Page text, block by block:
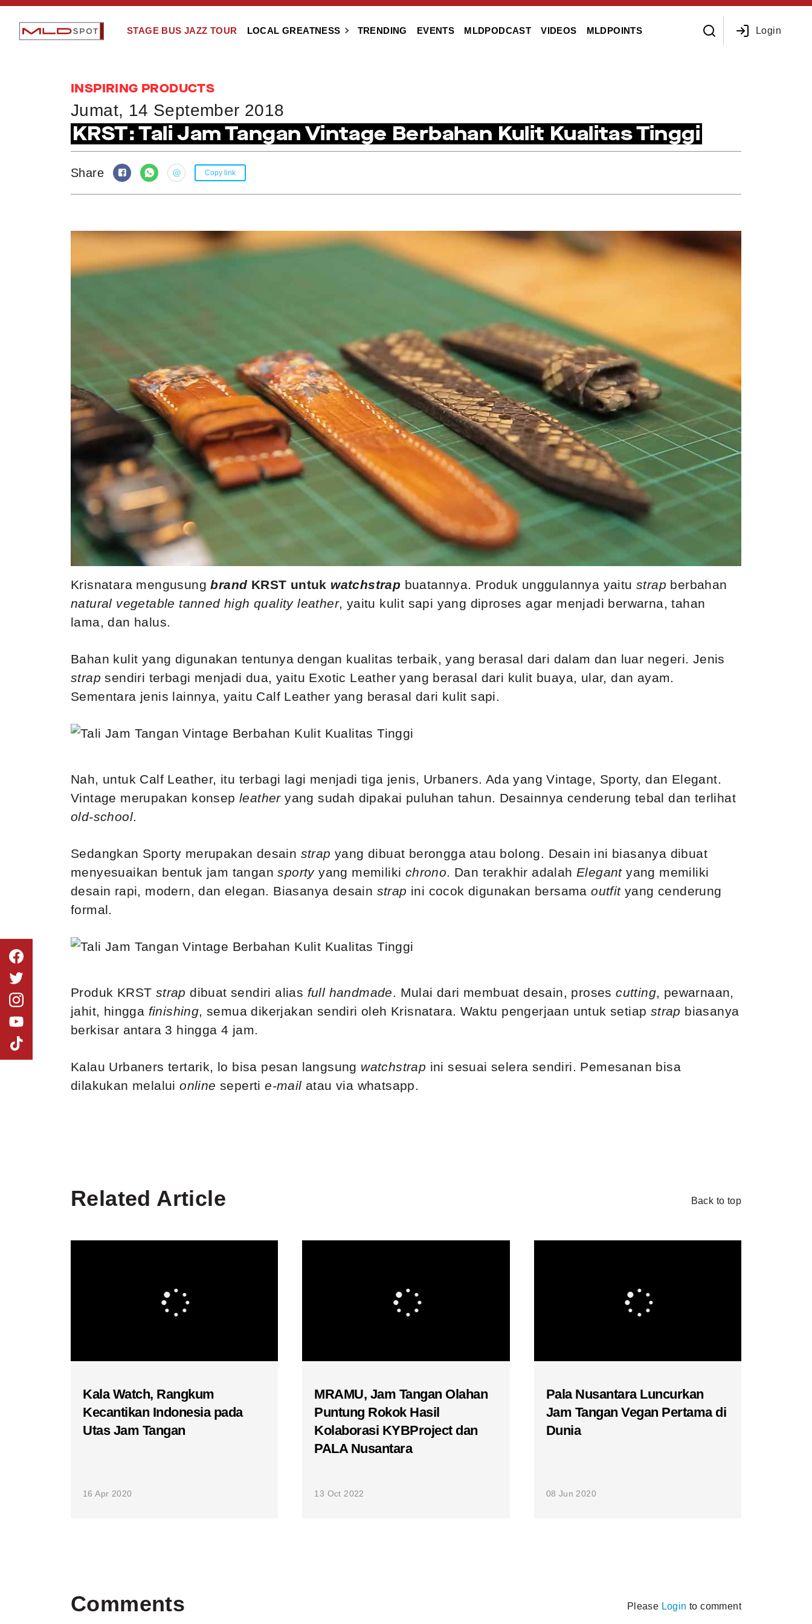
STAGE BUS JAZZ TOUR LOCAL GREATNESS TRENDING EVENTS MLDPODCAST VIDEOS MLDPOINTS Login
INSPIRING PRODUCTS
Jumat, 14 September 2018
KRST: Tali Jam Tangan Vintage Berbahan Kulit Kualitas Tinggi
Share Copy link
Krisnatara mengusungbrand KRST untuk watchstrap buatannya. Produk unggulannya yaitustrap berbahan
natural vegetable tanned high quality leather, yaitu kulit sapi yang diproses agar menjadi berwarna, tahan
lama, dan halus.
Bahan kulit yang digunakan tentunya dengan kualitas terbaik, yang berasal dari dalam dan luar negeri. Jenis
strap sendiri terbagi menjadi dua, yaitu Exotic Leather yang berasal dari kulit buaya, ular, dan ayam.
Sementara jenis lainnya, yaitu Calf Leather yang berasal dari kulit sapi.
Nah, untuk Calf Leather, itu terbagi lagi menjadi tiga jenis, Urbaners. Ada yang Vintage, Sporty, dan Elegant.
Vintage merupakan konsep leatheryang sudah dipakai puluhan tahun. Desainnya cenderung tebal dan terlihat
old-school.
Sedangkan Sporty merupakan desain strap yang dibuat berongga atau bolong. Desain ini biasanya dibuat
menyesuaikan bentuk jam tangansportyyang memiliki chrono. Dan terakhir adalah Elegantyang memiliki
desain rapi, modern, dan elegan. Biasanya desain strap ini cocok digunakan bersamaoutfityang cenderung
formal.
Produk KRST strap dibuat sendiri alias full handmade. Mulai dari membuat desain, prosescutting, pewarnaan,
jahit, hingga finishing, semua dikerjakan sendiri oleh Krisnatara. Waktu pengerjaan untuk setiap strap biasanya
berkisar antara 3 hingga 4 jam.
Kalau Urbaners tertarik, lo bisa pesan langsung watchstrap ini sesuai selera sendiri. Pemesanan bisa
dilakukan melaluionline sepertie-mail atau via whatsapp.
Related Article Back to top
Kala Watch, Rangkum
Kecantikan Indonesia pada
Utas Jam Tangan
16 Apr 2020
MRAMU, Jam Tangan Olahan
Puntung Rokok Hasil
Kolaborasi KYBProject dan
PALA Nusantara
13 Oct 2022
Pala Nusantara Luncurkan
Jam Tangan Vegan Pertama di
Dunia
08 Jun 2020
Comments Please Login to comment